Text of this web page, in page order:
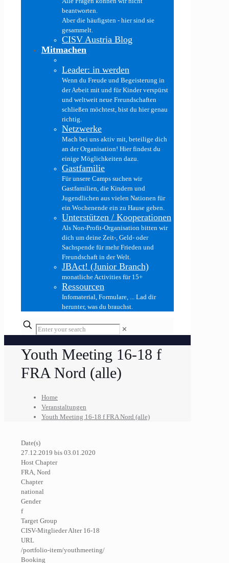
beantworten.
Aber die häufigsten - hier sind sie
gesammelt.
CISV Austria Blog
Mitmachen
Leader: in werden
Wenn du Freude und Begeisterung in
der Arbeit mit und für Kinder verspürst
und weltweit neue Freundschaften
schließen möchtest, bist du hier genau
richtig.
Netzwerke
Mach bei uns aktiv mit, beteilige dich
an der Organisation! Hier findest du
einige Möglichkeiten dazu.
Gastfamilie
Für unsere Camps suchen wir
Gastfamilien, die Kindern und
Jugendlichen aus vielen Nationen für
ein Wochenende ein zu Hause geben.
Unterstützen / Kooperationen
Als Non-Profit-Organisation bitten wir
dich um deine Zeit-, Geld- oder
Sachspende für mehr Frieden und
Freundschaft in der Welt.
JBAct! (Junior Branch)
monatliche Activities für 15+
Ressourcen
Infomaterial, Formulare, ... Lad dir
herunter, was du brauchst.
✕
Youth Meeting 16-18 f
FRA Nord (alle)
Home
Veranstaltungen
Youth Meeting 16-18 f FRA Nord (alle)
Date(s)
27.12.2019 bis 03.01.2020
Host Chapter
FRA, Nord
Chapter
national
Gender
f
Target Group
CISV-Mitglieder Alter 16-18
URL
/portfolio-item/youthmeeting/
Booking